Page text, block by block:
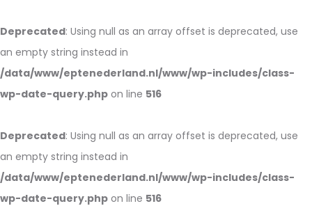
Deprecated: Using null as an array offset is deprecated, use
an empty string instead in
/data/www/eptenederland.nl/www/wp-includes/class-
wp-date-query.php on line 516
Deprecated: Using null as an array offset is deprecated, use
an empty string instead in
/data/www/eptenederland.nl/www/wp-includes/class-
wp-date-query.php on line 516